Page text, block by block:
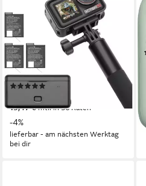
Osmo Action 5 Pro
Adventure Combo Action
Cam
4K Ultra HD
Auflösung Video
microSD Speicherformat
40 MP
Auflösung Foto
(26)
ab 431,26 € UVP
15,47 €mtl. in 36 Raten
-4%
lieferbar - am nächsten Werktag
bei dir